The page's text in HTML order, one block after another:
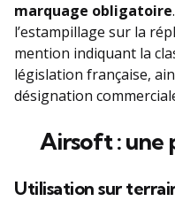
marquage obligatoire
l’estampillage sur la
mention indiquant la
législation française,
désignation
Airsoft : une
Utilisation sur